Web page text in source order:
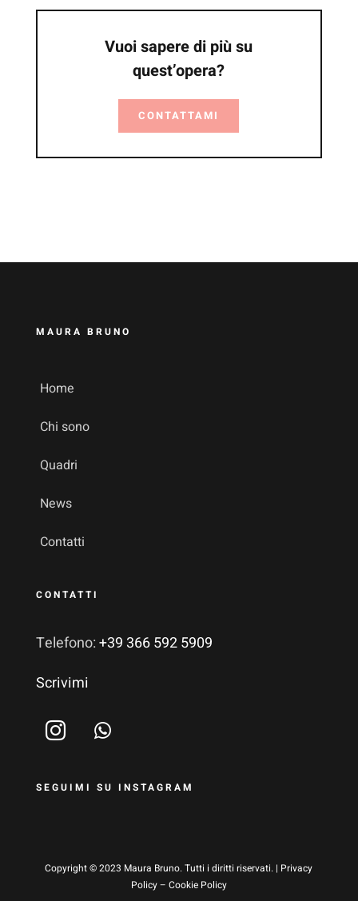
Vuoi sapere di più su
quest’opera?
CONTATTAMI
MAURA BRUNO
Home
Chi sono
Quadri
News
Contatti
CONTATTI
Telefono:+39 366 592 5909
Scrivimi
SEGUIMI SU INSTAGRAM
Copyright © 2023 Maura Bruno. Tutti i diritti riservati. | Privacy
Policy– Cookie Policy